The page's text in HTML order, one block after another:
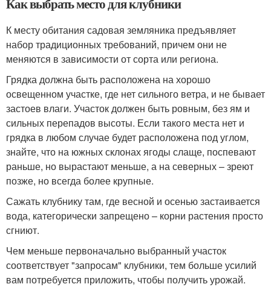
Как выбрать место для клубники
К месту обитания садовая земляника предъявляет
набор традиционных требований, причем они не
меняются в зависимости от сорта или региона.
Грядка должна быть расположена на хорошо
освещенном участке, где нет сильного ветра, и не бывает
застоев влаги. Участок должен быть ровным, без ям и
сильных перепадов высоты. Если такого места нет и
грядка в любом случае будет расположена под углом,
знайте, что на южных склонах ягоды слаще, поспевают
раньше, но вырастают меньше, а на северных – зреют
позже, но всегда более крупные.
Сажать клубнику там, где весной и осенью застаивается
вода, категорически запрещено – корни растения просто
сгниют.
Чем меньше первоначально выбранный участок
соответствует "запросам" клубники, тем больше усилий
вам потребуется приложить, чтобы получить урожай.